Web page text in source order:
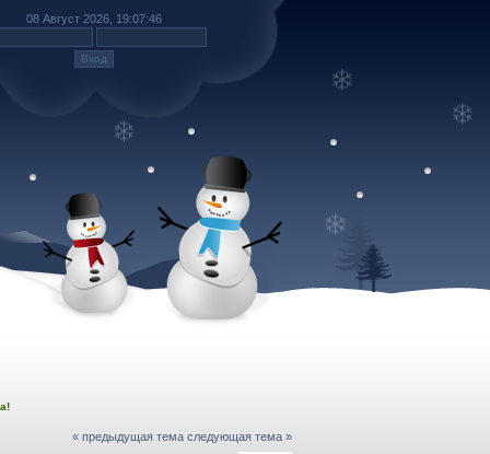
08 Август 2026, 19:07:46
« предыдущая тема следующая тема »